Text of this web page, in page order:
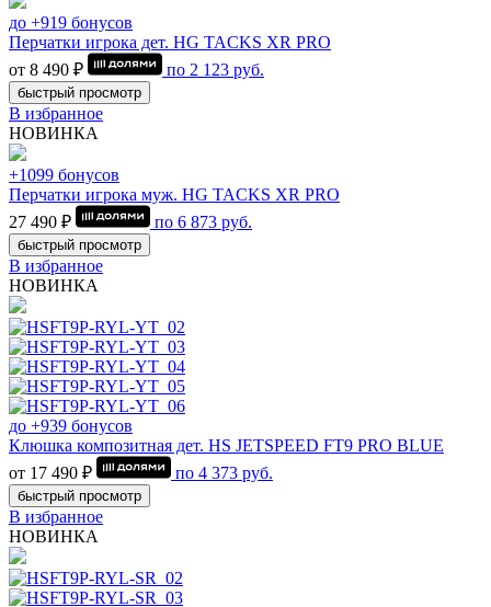
до +919 бонусов
Перчатки игрока дет. HG TACKS XR PRO
от 8 490 ₽
по 2 123 руб.
быстрый просмотр
В избранное
НОВИНКА
+1099 бонусов
Перчатки игрока муж. HG TACKS XR PRO
27 490 ₽
по 6 873 руб.
быстрый просмотр
В избранное
НОВИНКА
до +939 бонусов
Клюшка композитная дет. HS JETSPEED FT9 PRO BLUE
от 17 490 ₽
по 4 373 руб.
быстрый просмотр
В избранное
НОВИНКА